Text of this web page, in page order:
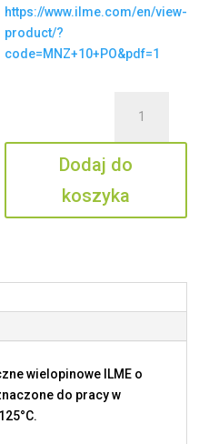
https://www.ilme.com/en/view-
product/?
code=MNZ+10+PO&pdf=1
10
PO
Dodaj do
koszyka
wielopinowe ILME o
do pracy w